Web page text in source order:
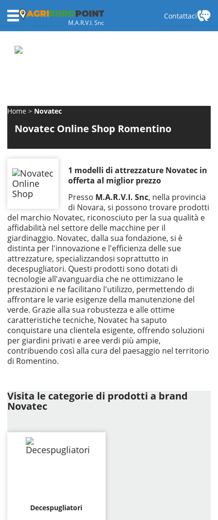
M.A.R.V.I. Snc
Contattaci
Home Novatec
Novatec Online Shop Romentino
1 modelli di attrezzature Novatec in
offerta al miglior prezzo
Presso M.A.R.V.I. Snc, nella provincia
di Novara, si possono trovare prodotti
del marchio Novatec, riconosciuto per la sua qualità e
affidabilità nel settore delle macchine per il
giardinaggio. Novatec, dalla sua fondazione, si è
distinta per l'innovazione e l'efficienza delle sue
attrezzature, specializzandosi soprattutto in
decespugliatori. Questi prodotti sono dotati di
tecnologie all'avanguardia che ne ottimizzano le
prestazioni e ne facilitano l'utilizzo, permettendo di
affrontare le varie esigenze della manutenzione del
verde. Grazie alla sua robustezza e alle ottime
caratteristiche tecniche, Novatec ha saputo
conquistare una clientela esigente, offrendo soluzioni
per giardini privati e aree verdi più ampie,
contribuendo così alla cura del paesaggio nel territorio
di Romentino.
Visita le categorie di prodotti a brand
Novatec
Decespugliatori